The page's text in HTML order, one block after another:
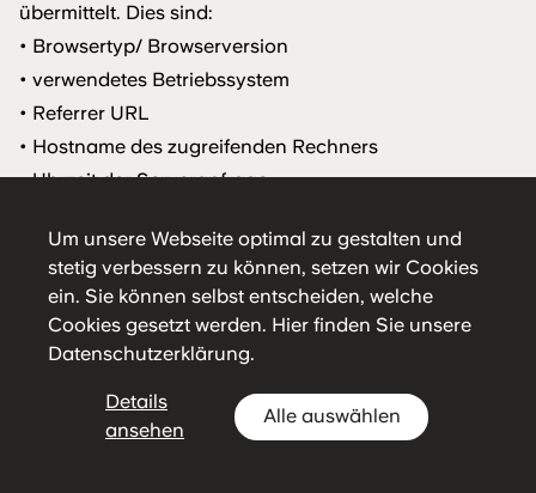
Um unsere Webseite optimal zu gestalten und
stetig verbessern zu können, setzen wir Cookies
ein. Sie können selbst entscheiden, welche
Cookies gesetzt werden. Hier finden Sie unsere
Datenschutzerklärung.
Details
ansehen
Alle auswählen
übermittelt. Dies sind:
• Browsertyp/ Browserversion
• verwendetes Betriebssystem
• Referrer URL
• Hostname des zugreifenden Rechners
• Uhrzeit der Serveranfrage
zuordenbar. Eine Zusammenführung dieser Daten mit
anderen Datenquellen wird nicht vorgenommen. Wir
behalten uns vor, diese Daten nachträglich zu prüfen,
wenn uns konkrete Anhaltspunkte für eine
Kontaktformular
Wenn Sie uns per Kontaktformular Anfragen